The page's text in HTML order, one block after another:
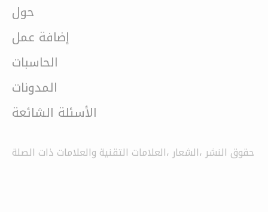
حول
إضافة عمل
الحاسبات
المدونات
الأسئلة الشائعة
حقوق النشر ،الشعار ،العلامات التقنية والعلامات ذات الصلة